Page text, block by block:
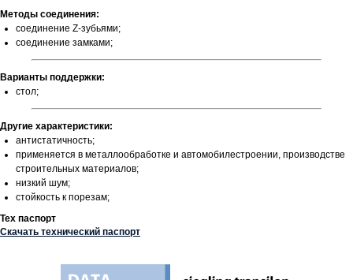
Методы соединения:
соединение Z-зубьями;
соединение замками;
Варианты поддержки:
стол;
Другие характеристики:
антистатичность;
применяется в металлообработке и автомобилестроении, производстве
строительных материалов;
низкий шум;
стойкость к порезам;
Тех паспорт
Скачать технический паспорт